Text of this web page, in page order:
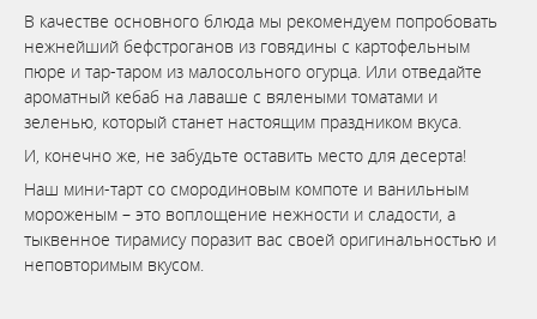
В качестве основного блюда мы рекомендуем попробовать
нежнейший бефстроганов из говядины с картофельным
пюре и тар-таром из малосольного огурца. Или отведайте
ароматный кебаб на лаваше с вялеными томатами и
зеленью, который станет настоящим праздником вкуса.
И, конечно же, не забудьте оставить место для десерта!
Наш мини-тарт со смородиновым компоте и ванильным
мороженым – это воплощение нежности и сладости, а
тыквенное тирамису поразит вас своей оригинальностью и
неповторимым вкусом.